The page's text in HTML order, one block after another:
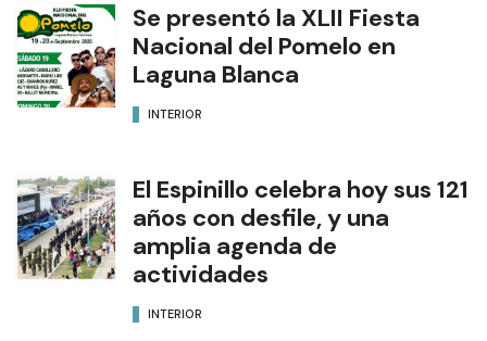
Se presentó la XLII Fiesta
Nacional del Pomelo en
Laguna Blanca
INTERIOR
El Espinillo celebra hoy sus 121
años con desfile, y una
amplia agenda de
actividades
INTERIOR